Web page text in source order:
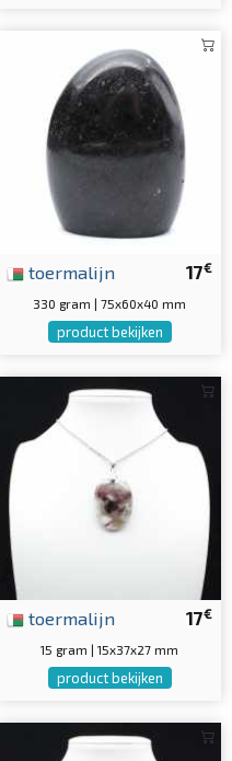
17€
toermalijn
330 gram | 75x60x40 mm
product bekijken
17€
toermalijn
15 gram | 15x37x27 mm
product bekijken